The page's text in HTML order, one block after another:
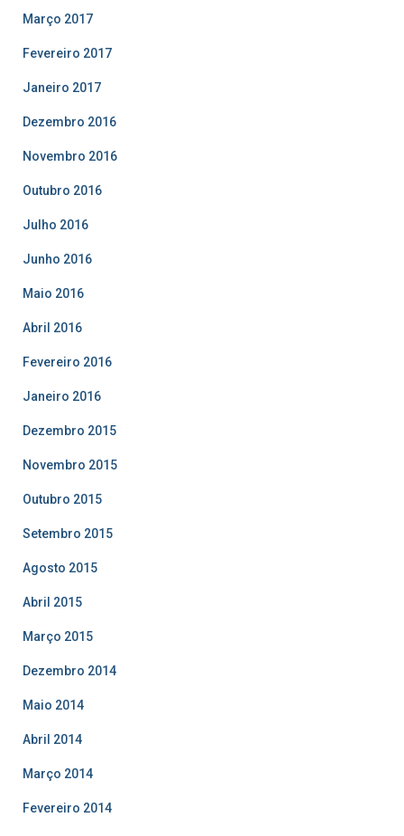
Março 2017
Fevereiro 2017
Janeiro 2017
Dezembro 2016
Novembro 2016
Outubro 2016
Julho 2016
Junho 2016
Maio 2016
Abril 2016
Fevereiro 2016
Janeiro 2016
Dezembro 2015
Novembro 2015
Outubro 2015
Setembro 2015
Agosto 2015
Abril 2015
Março 2015
Dezembro 2014
Maio 2014
Abril 2014
Março 2014
Fevereiro 2014